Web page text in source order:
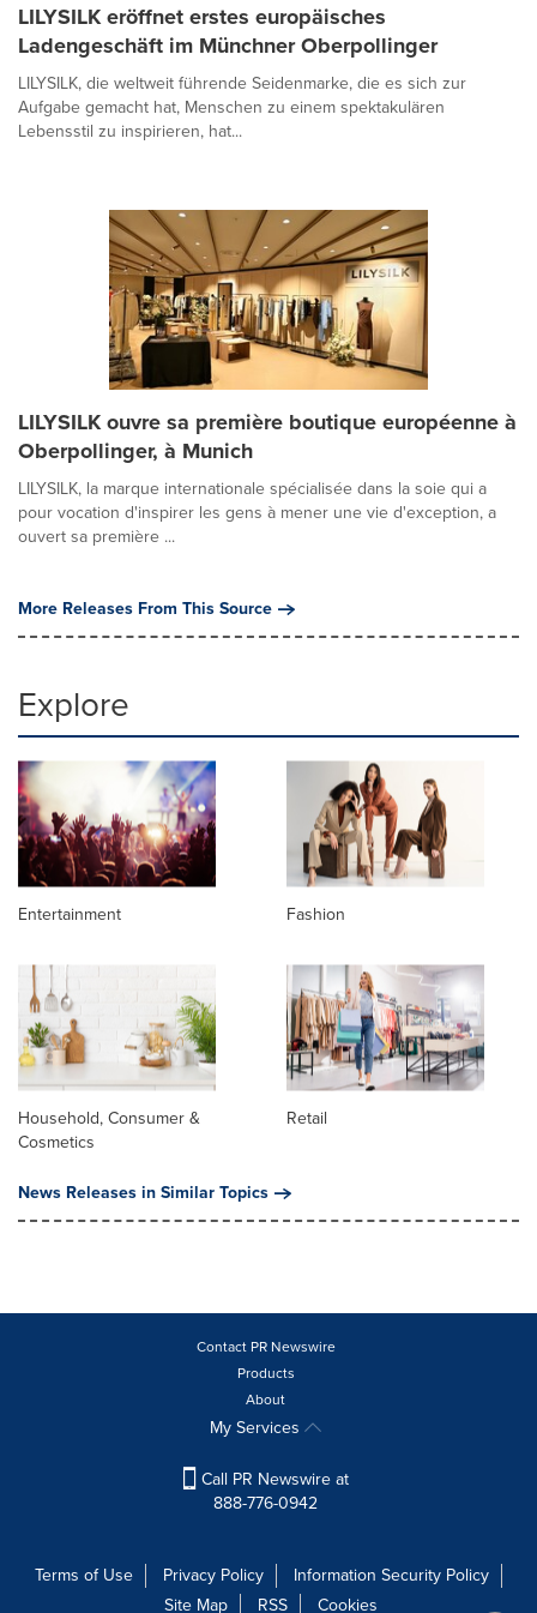
LILYSILK eröffnet erstes europäisches
Ladengeschäft im Münchner Oberpollinger
LILYSILK, die weltweit führende Seidenmarke, die es sich zur
Aufgabe gemacht hat, Menschen zu einem spektakulären
Lebensstil zu inspirieren, hat...
LILYSILK ouvre sa première boutique européenne à
Oberpollinger, à Munich
LILYSILK, la marque internationale spécialisée dans la soie qui a
pour vocation d'inspirer les gens à mener une vie d'exception, a
ouvert sa première ...
More Releases From This Source
Explore
Entertainment Fashion
Household, Consumer &
Cosmetics
Retail
News Releases in Similar Topics
Contact PR Newswire
Products
About
My Services
Call PR Newswire at
888-776-0942
Terms of Use Privacy Policy
Information Security Policy
Site Map
RSS Cookies